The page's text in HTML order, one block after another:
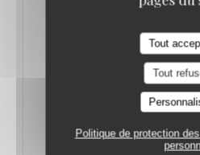
Tout
Tout
Politique de protection